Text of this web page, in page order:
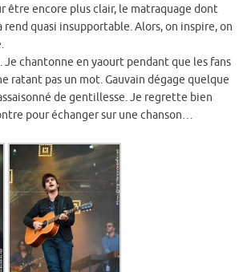
être encore plus clair, le matraquage dont
quasi insupportable. Alors, on inspire, on
Je chantonne en yaourt pendant que les fans
ratant pas un mot. Gauvain dégage quelque
de gentillesse. Je regrette bien
pour échanger sur une chanson…